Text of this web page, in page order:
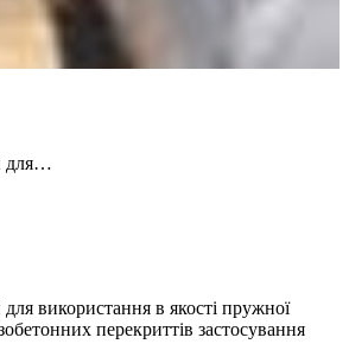
для…
використання в якості пружної
перекриттів застосування